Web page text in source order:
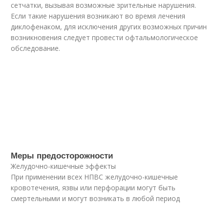
сетчатки, вызывая возможные зрительные нарушения.
Если такие нарушения возникают во время лечения
диклофенаком, для исключения других возможных причин
возникновения следует провести офтальмологическое
обследование.
Меры предосторожности
Желудочно-кишечные эффекты
При применении всех НПВС желудочно-кишечные
кровотечения, язвы или перфорации могут быть
смертельными и могут возникать в любой период